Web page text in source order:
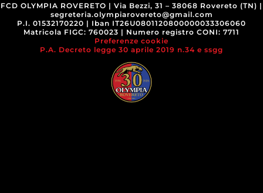
FCD OLYMPIA ROVERETO | Via Bezzi, 31 – 38068 Rovereto (TN) |
segreteria.olympiarovereto@gmail.com
P.I. 01532170220 | Iban IT26U0801120800000033306060
Matricola FIGC: 760023 | Numero registro CONI: 7711
Preferenze cookie
P.A. Decreto legge 30 aprile 2019 n.34 e ssgg